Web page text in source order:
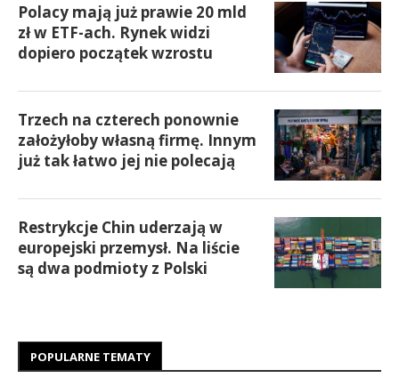
Polacy mają już prawie 20 mld
zł w ETF-ach. Rynek widzi
dopiero początek wzrostu
Trzech na czterech ponownie
założyłoby własną firmę. Innym
już tak łatwo jej nie polecają
Restrykcje Chin uderzają w
europejski przemysł. Na liście
są dwa podmioty z Polski
POPULARNE TEMATY